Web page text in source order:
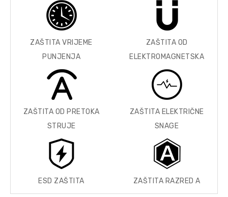
ZAŠTITA VRIJEME
PUNJENJA
ZAŠTITA OD
ELEKTROMAGNETSKA
ZAŠTITA OD PRETOKA
STRUJE
ZAŠTITA ELEKTRIČNE
SNAGE
ESD ZAŠTITA ZAŠTITA RAZRED A